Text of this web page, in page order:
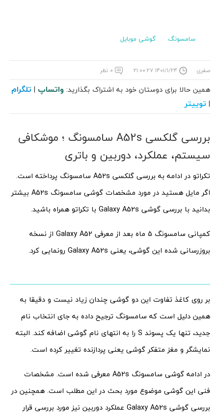
سامسونگ گوشی موبایل
صفری ۱۴۰۱/۱/۲۴ ۲۱:۰۰:۲۷ ۰ نظر
همین حالا برای دوستان خود به اشتراک بگذارید: واتساپ | تلگرام
| توییتر
بررسی گلکسی A52s سامسونگ ؛ موشکافی
سیستم، عملکرد، دوربین و باتری
تکراتو در ادامه به بررسی گلکسی A52s سامسونگ پرداخته است.
اگر مایل هستید در مورد مشخصات گوشی سامسونگ A52s بیشتر
بدانید با بررسی گوشی Galaxy A52s با تکراتو همراه باشید.
کمپانی سامسونگ 5 ماه بعد از معرفی Galaxy A52 از نسخه
بروزرسانی شده این گوشی، یعنی Galaxy A52s رونمایی کرد.
بر روی کاغذ تفاوت این دو گوشی چندان زیاد نیست و دقیقا به
همین دلیل است که سامسونگ ترجیح داده به جای انتخاب نام
جدید، تنها یک پسوند S را به انتهای نام گوشی اضافه کند. البته
نمایشگر و مغز متفکر گوشی یعنی پردازنده تغییر کرده است.
در ادامه گوشی سامسونگ A52s معرفی شده است. مشخصات
فنی این گوشی موضوع مورد بحث در این مطلب است. همچنین در
بررسی گوشی Galaxy A52s عملکرد دوربین نیز مورد بررسی قرار